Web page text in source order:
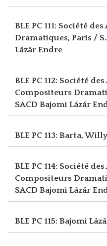
BLE PC 111: Société
Dramatiques, Paris /
Lázár Endre
BLE PC 112: Société
Compositeurs
SACD Bajomi Lázár
BLE PC 113: Barta,
BLE PC 114: Société
Compositeurs
SACD Bajomi Lázár
BLE PC 115: Bajomi